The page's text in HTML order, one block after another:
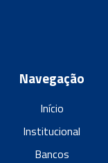
Navegação
Início
Institucional
Bancos